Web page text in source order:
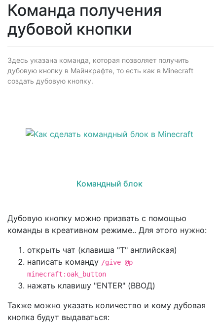
Команда получения
дубовой кнопки
Здесь указана команда, которая позволяет получить
дубовую кнопку в Майнкрафте, то есть как в Minecraft
создать дубовую кнопку.
Командный блок
Дубовую кнопку можно призвать с помощью
команды в креативном режиме.. Для этого нужно:
открыть чат (клавиша "T" английская)
написать команду /give @p
minecraft:oak_button
нажать клавишу "ENTER" (ВВОД)
Также можно указать количество и кому дубовая
кнопка будут выдаваться: